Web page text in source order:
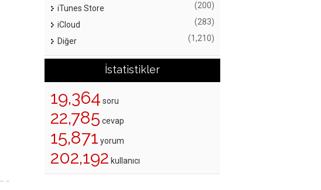
iTunes Store (200)
iCloud (283)
Diğer (1,210)
İstatistikler
19,364 soru
22,785 cevap
15,871 yorum
202,192 kullanıcı